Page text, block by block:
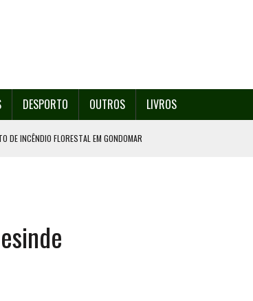
DESPORTO OUTROS LIVROS
DE INCÊNDIO FLORESTAL EM GONDOMAR
FOGO COM ISQUEIRO
ASSOCIATIVO DE 14 A 17 DE AGOSTO